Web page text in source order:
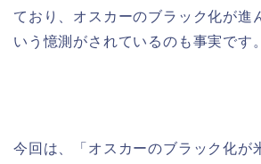
ており、オスカーのブラック化が進
いう憶測がされているのも事実です。
今回は、「オスカーのブラック化が